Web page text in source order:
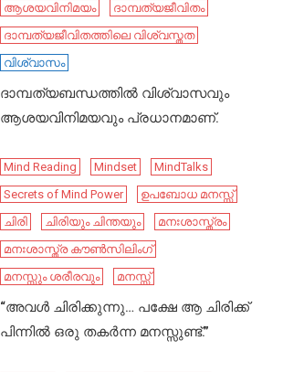
ആശയവിനിമയം
ദാമ്പത്യജീവിതം
ദാമ്പത്യജീവിതത്തിലെ വിശ്വസ്തത
വിശ്വാസം
ദാമ്പത്യബന്ധത്തിൽ വിശ്വാസവും
ആശയവിനിമയവും പ്രധാനമാണ്.
Mind Reading Mindset
MindTalks
Secrets of Mind Power
ഉപബോധ മനസ്സ്
ചിരി
ചിരിയും ചിന്തയും
മനഃശാസ്ത്രം
മനഃശാസ്ത്ര കൗൺസിലിംഗ്
മനസ്സും ശരീരവും
മനസ്സ്
“അവൾ ചിരിക്കുന്നു… പക്ഷേ ആ ചിരിക്ക്
പിന്നിൽ ഒരു തകർന്ന മനസ്സുണ്ട്.”